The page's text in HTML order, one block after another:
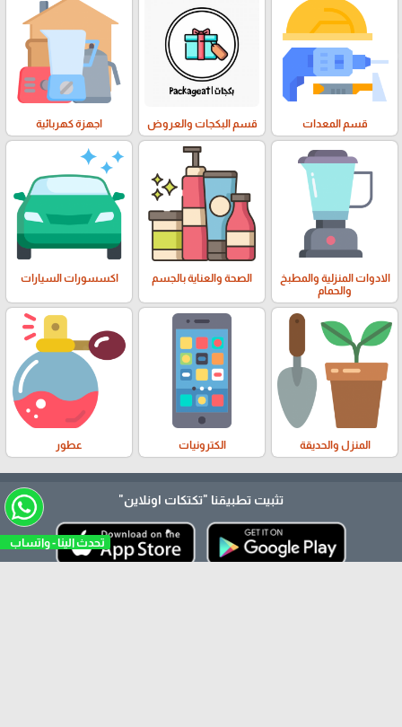
تحدث الينا -
قسم المعدات قسم البكجات والعروض اجهزة كهربائية
الادوات المنزلية والمطبخ
والحمام
الصحة والعناية بالجسم اكسسورات السيارات
المنزل والحديقة الكترونيات عطور
تثبيت تطبيقنا "تكتكات اونلاين"